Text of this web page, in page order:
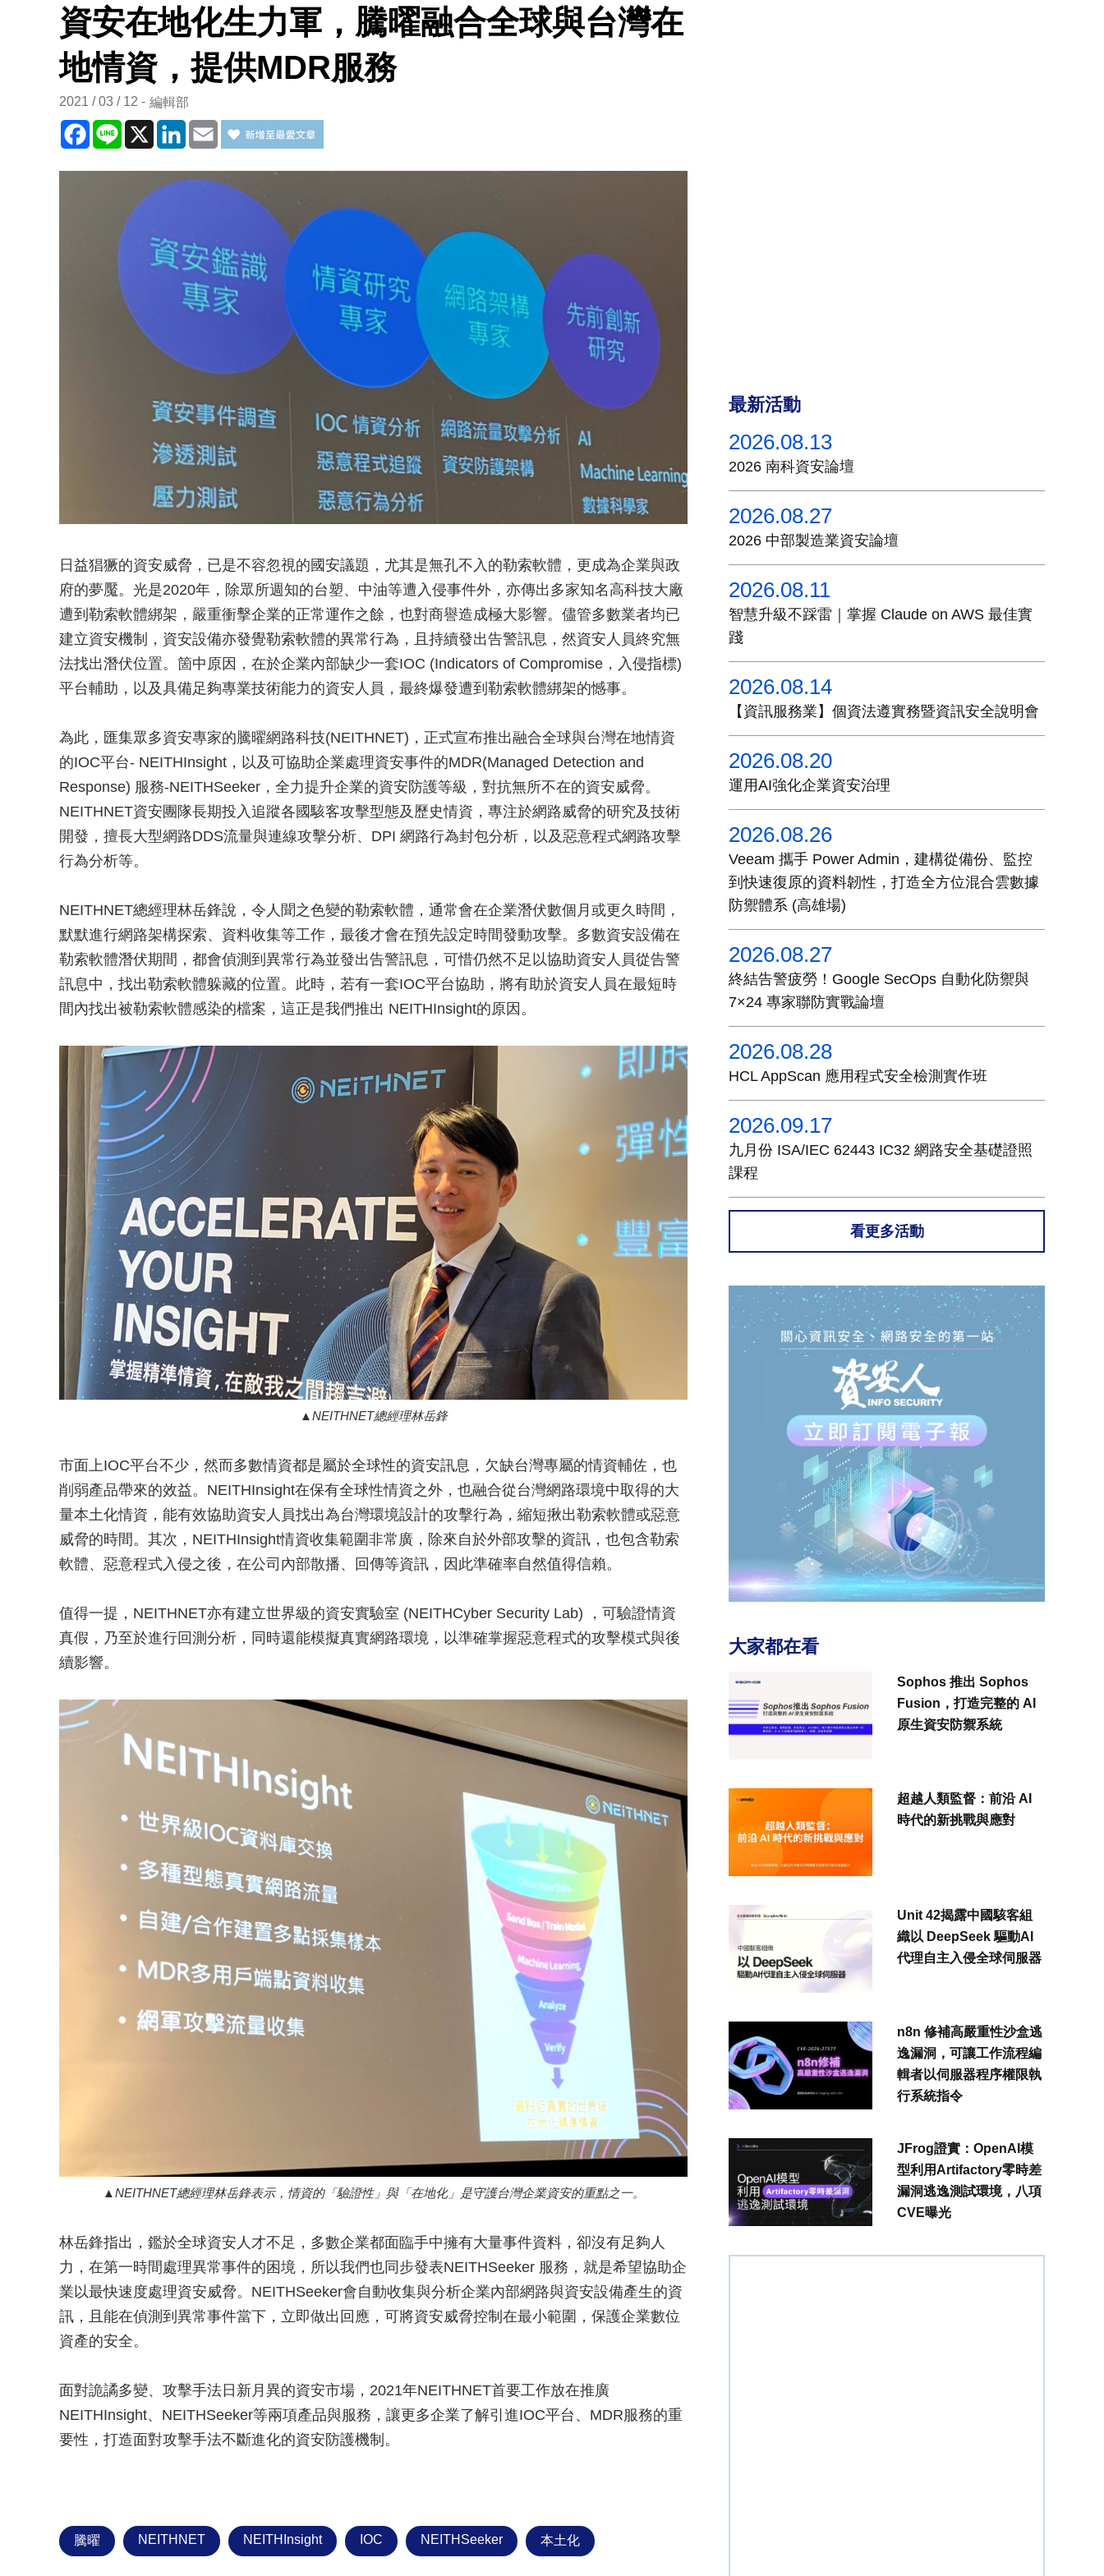
資安在地化生力軍，騰曜融合全球與台灣在
地情資，提供MDR服務
2021 / 03 / 12 編輯部
Facebook
Line X LinkedInEmail
日益猖獗的資安威脅，已是不容忽視的國安議題，尤其是無孔不入的勒索軟體，更成為企業與政
府的夢魘。光是2020年，除眾所週知的台塑、中油等遭入侵事件外，亦傳出多家知名高科技大廠
遭到勒索軟體綁架，嚴重衝擊企業的正常運作之餘，也對商譽造成極大影響。儘管多數業者均已
建立資安機制，資安設備亦發覺勒索軟體的異常行為，且持續發出告警訊息，然資安人員終究無
法找出潛伏位置。箇中原因，在於企業內部缺少一套IOC (Indicators of Compromise，入侵指標)
平台輔助，以及具備足夠專業技術能力的資安人員，最終爆發遭到勒索軟體綁架的憾事。
為此，匯集眾多資安專家的騰曜網路科技(NEITHNET)，正式宣布推出融合全球與台灣在地情資
的IOC平台- NEITHInsight，以及可協助企業處理資安事件的MDR(Managed Detection and
Response) 服務-NEITHSeeker，全力提升企業的資安防護等級，對抗無所不在的資安威脅。
NEITHNET資安團隊長期投入追蹤各國駭客攻擊型態及歷史情資，專注於網路威脅的研究及技術
開發，擅長大型網路DDS流量與連線攻擊分析、DPI 網路行為封包分析，以及惡意程式網路攻擊
行為分析等。
NEITHNET總經理林岳鋒說，令人聞之色變的勒索軟體，通常會在企業潛伏數個月或更久時間，
默默進行網路架構探索、資料收集等工作，最後才會在預先設定時間發動攻擊。多數資安設備在
勒索軟體潛伏期間，都會偵測到異常行為並發出告警訊息，可惜仍然不足以協助資安人員從告警
訊息中，找出勒索軟體躲藏的位置。此時，若有一套IOC平台協助，將有助於資安人員在最短時
間內找出被勒索軟體感染的檔案，這正是我們推出 NEITHInsight的原因。
NEITHNET總經理林岳鋒
市面上IOC平台不少，然而多數情資都是屬於全球性的資安訊息，欠缺台灣專屬的情資輔佐，也
削弱產品帶來的效益。NEITHInsight在保有全球性情資之外，也融合從台灣網路環境中取得的大
量本土化情資，能有效協助資安人員找出為台灣環境設計的攻擊行為，縮短揪出勒索軟體或惡意
威脅的時間。其次，NEITHInsight情資收集範圍非常廣，除來自於外部攻擊的資訊，也包含勒索
軟體、惡意程式入侵之後，在公司內部散播、回傳等資訊，因此準確率自然值得信賴。
值得一提，NEITHNET亦有建立世界級的資安實驗室 (NEITHCyber Security Lab) ，可驗證情資
真假，乃至於進行回測分析，同時還能模擬真實網路環境，以準確掌握惡意程式的攻擊模式與後
續影響。
NEITHNET總經理林岳鋒表示，情資的「驗證性」與「在地化」是守護台灣企業資安的重點之一。
林岳鋒指出，鑑於全球資安人才不足，多數企業都面臨手中擁有大量事件資料，卻沒有足夠人
力，在第一時間處理異常事件的困境，所以我們也同步發表NEITHSeeker 服務，就是希望協助企
業以最快速度處理資安威脅。NEITHSeeker會自動收集與分析企業內部網路與資安設備產生的資
訊，且能在偵測到異常事件當下，立即做出回應，可將資安威脅控制在最小範圍，保護企業數位
資產的安全。
面對詭譎多變、攻擊手法日新月異的資安市場，2021年NEITHNET首要工作放在推廣
NEITHInsight、NEITHSeeker等兩項產品與服務，讓更多企業了解引進IOC平台、MDR服務的重
要性，打造面對攻擊手法不斷進化的資安防護機制。
騰曜 NEITHNET NEITHInsight IOC NEITHSeeker 本土化
最新活動
2026.08.13
2026 南科資安論壇
2026.08.27
2026 中部製造業資安論壇
2026.08.11
智慧升級不踩雷｜掌握 Claude on AWS 最佳實
踐
2026.08.14
【資訊服務業】個資法遵實務暨資訊安全說明會
2026.08.20
運用AI強化企業資安治理
2026.08.26
Veeam 攜手 Power Admin，建構從備份、監控
到快速復原的資料韌性，打造全方位混合雲數據
防禦體系 (高雄場)
2026.08.27
終結告警疲勞！Google SecOps 自動化防禦與
7×24 專家聯防實戰論壇
2026.08.28
HCL AppScan 應用程式安全檢測實作班
2026.09.17
九月份 ISA/IEC 62443 IC32 網路安全基礎證照
課程
看更多活動
大家都在看
Sophos 推出 Sophos
Fusion，打造完整的 AI
原生資安防禦系統
超越人類監督：前沿 AI
時代的新挑戰與應對
Unit 42揭露中國駭客組
織以 DeepSeek 驅動AI
代理自主入侵全球伺服器
n8n 修補高嚴重性沙盒逃
逸漏洞，可讓工作流程編
輯者以伺服器程序權限執
行系統指令
JFrog證實：OpenAI模
型利用Artifactory零時差
漏洞逃逸測試環境，八項
CVE曝光